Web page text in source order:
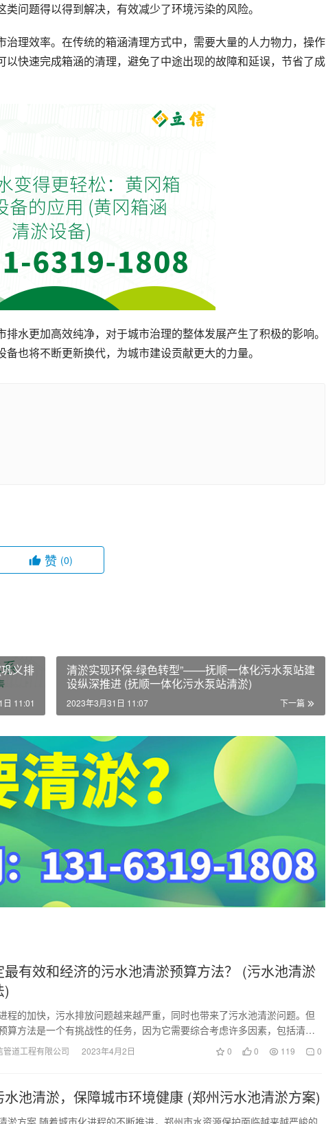
问题得以得到解决，有效减少了环境污染的风险。
理效率。在传统的箱涵清理方式中，需要大量的人力物力，操作
快速完成箱涵的清理，避免了中途出现的故障和延误，节省了成
水更加高效纯净，对于城市治理的整体发展产生了积极的影响。
也将不断更新换代，为城市建设贡献更大的力量。
赞 (0)
义排
11:01
清淤实现环保-绿色转型”——抚顺一体化污水泵站建
设纵深推进 (抚顺一体化污水泵站清淤)
下一篇
2023年3月31日 11:07
最有效和经济的污水池清淤预算方法？ (污水池清淤
)
程的加快，污水排放问题越来越严重，同时也带来了污水池清淤问题。但
算方法是一个有挑战性的任务，因为它需要综合考虑许多因素，包括清理
机械成本、处理方…
管道工程有限公司 2023年4月2日 0 0 119 0
水池清淤，保障城市环境健康 (郑州污水池清淤方案)
淤方案 随着城市化进程的不断推进，郑州市水资源保护面临越来越严峻的